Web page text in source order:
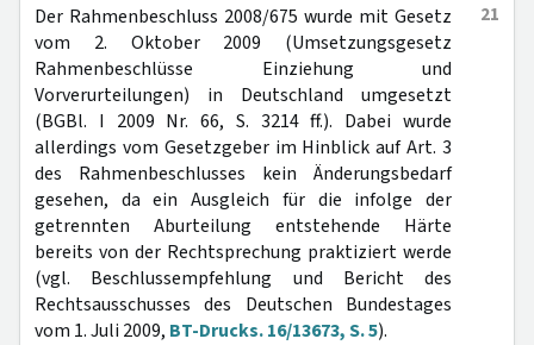
21
Der Rahmenbeschluss 2008/675 wurde mit Gesetz
vom 2. Oktober 2009 (Umsetzungsgesetz
Rahmenbeschlüsse Einziehung und
Vorverurteilungen) in Deutschland umgesetzt
(BGBl. I 2009 Nr. 66, S. 3214 ff.). Dabei wurde
allerdings vom Gesetzgeber im Hinblick auf Art. 3
des Rahmenbeschlusses kein Änderungsbedarf
gesehen, da ein Ausgleich für die infolge der
getrennten Aburteilung entstehende Härte
bereits von der Rechtsprechung praktiziert werde
(vgl. Beschlussempfehlung und Bericht des
Rechtsausschusses des Deutschen Bundestages
vom 1. Juli 2009, BT-Drucks. 16/13673, S. 5).